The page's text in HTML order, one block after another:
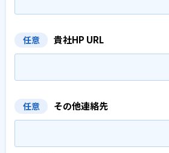
任意 貴社HP URL
任意 その他連絡先